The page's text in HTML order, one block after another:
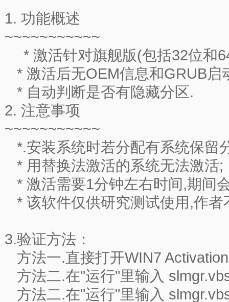
1. 功能概述
~~~~~~~~~~~
* 激活针对旗舰版(包括32位和
* 激活后无OEM信息和GRUB启
* 自动判断是否有隐藏分区.
2. 注意事项
~~~~~~~~~~~
*.安装系统时若分配有系统保留
* 用替换法激活的系统无法激活;
* 激活需要1分钟左右时间,期间
* 该软件仅供研究测试使用,作者
3.验证方法：
方法一.直接打开WIN7
方法二.在"运行"里输入
方法二.在"运行"里输入